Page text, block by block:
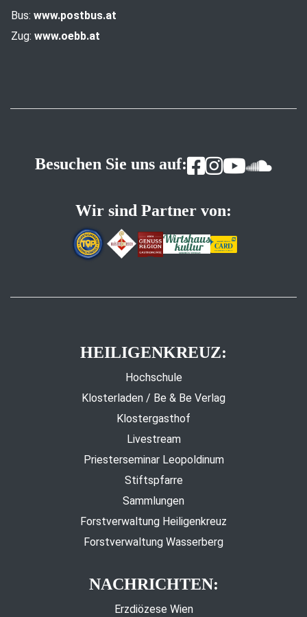
Bus: www.postbus.at
Zug: www.oebb.at
Besuchen Sie uns auf:
Wir sind Partner von:
HEILIGENKREUZ:
Hochschule
Klosterladen / Be & Be Verlag
Klostergasthof
Livestream
Priesterseminar Leopoldinum
Stiftspfarre
Sammlungen
Forstverwaltung Heiligenkreuz
Forstverwaltung Wasserberg
NACHRICHTEN:
Erzdiözese Wien